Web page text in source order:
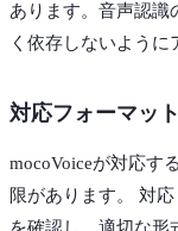
あります。音声認識
く依存しないように
対応フォーマッ
mocoVoiceが対応す
限があります。 対